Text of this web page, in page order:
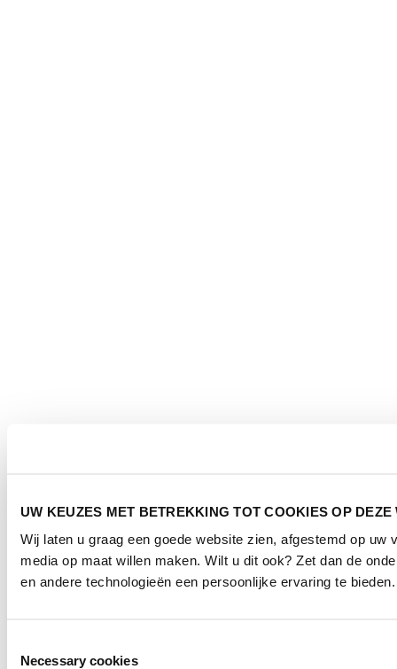
UW KEUZES MET BETREKKING TOT COOKIES OP DEZE
Wij laten u graag een goede website zien, afgestemd op
media op maat willen maken. Wilt u dit ook? Zet dan de
en andere technologieën een persoonlijke ervaring te bieden.
Necessary cookies